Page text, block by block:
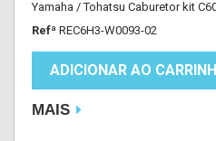
Yamaha / Tohatsu Caburetor kit
Refª REC6H3-W0093-02
ADICIONAR AO
MAIS